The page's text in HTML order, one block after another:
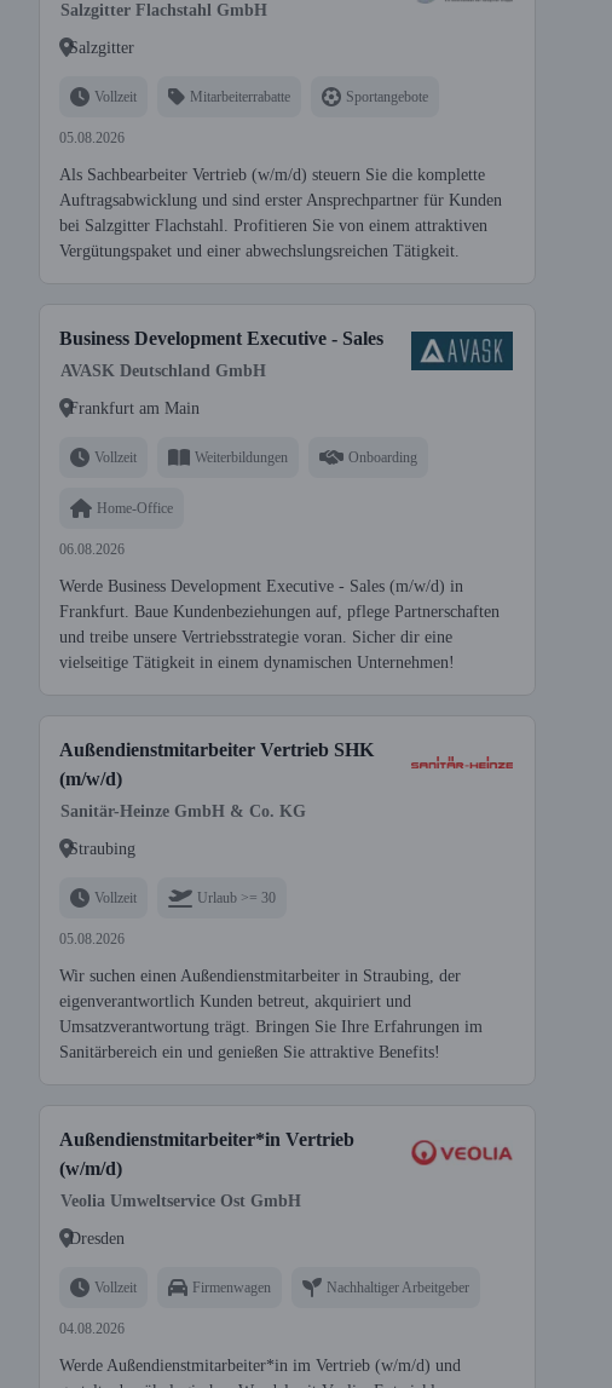
Salzgitter Flachstahl GmbH
Salzgitter
Vollzeit Mitarbeiterrabatte Sportangebote
05.08.2026
Als Sachbearbeiter Vertrieb (w/m/d) steuern Sie die komplette
Auftragsabwicklung und sind erster Ansprechpartner für Kunden
bei Salzgitter Flachstahl. Profitieren Sie von einem attraktiven
Vergütungspaket und einer abwechslungsreichen Tätigkeit.
Business Development Executive - Sales
AVASK Deutschland GmbH
Frankfurt am Main
Vollzeit Weiterbildungen Onboarding
Home-Office
06.08.2026
Werde Business Development Executive - Sales (m/w/d) in
Frankfurt. Baue Kundenbeziehungen auf, pflege Partnerschaften
und treibe unsere Vertriebsstrategie voran. Sicher dir eine
vielseitige Tätigkeit in einem dynamischen Unternehmen!
Außendienstmitarbeiter Vertrieb SHK
(m/w/d)
Sanitär-Heinze GmbH & Co. KG
Straubing
Vollzeit Urlaub >= 30
05.08.2026
Wir suchen einen Außendienstmitarbeiter in Straubing, der
eigenverantwortlich Kunden betreut, akquiriert und
Umsatzverantwortung trägt. Bringen Sie Ihre Erfahrungen im
Sanitärbereich ein und genießen Sie attraktive Benefits!
Außendienstmitarbeiter*in Vertrieb
(w/m/d)
Veolia Umweltservice Ost GmbH
Dresden
Vollzeit Firmenwagen Nachhaltiger Arbeitgeber
04.08.2026
Werde Außendienstmitarbeiter*in im Vertrieb (w/m/d) und